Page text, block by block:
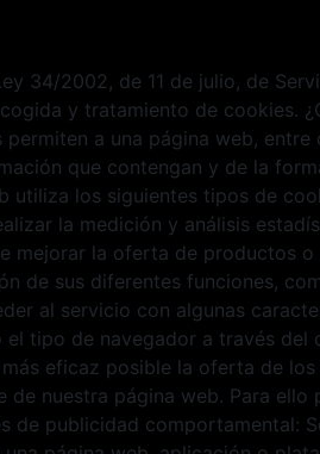
34/2002, de 11 de julio, de
y tratamiento de cookies.
a una página web,
que contengan y de la
utiliza los siguientes tipos de
la medición y análisis
la oferta de productos
de sus diferentes funciones,
al servicio con algunas
tipo de navegador a través
eficaz posible la oferta de
nuestra página web. Para
publicidad comportamental: